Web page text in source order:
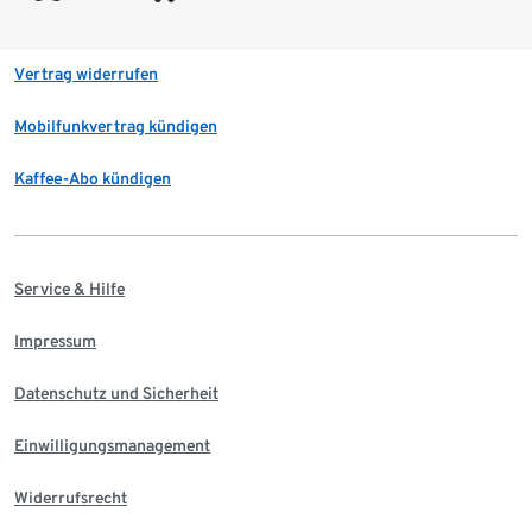
Vertrag widerrufen
Mobilfunkvertrag kündigen
Kaffee-Abo kündigen
Service & Hilfe
Impressum
Datenschutz und Sicherheit
Einwilligungsmanagement
Widerrufsrecht